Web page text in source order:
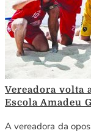
Vereadora volta
Escola Amadeu
A vereadora da